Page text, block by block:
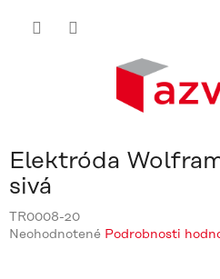
Elektróda
sivá
TR0008-20
Priemerné
Neohodnotené Podrobnosti